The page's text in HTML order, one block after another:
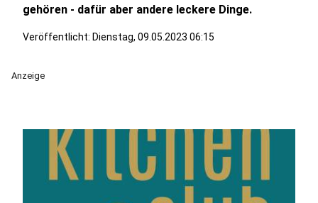
gehören - dafür aber andere leckere Dinge.
Veröffentlicht: Dienstag, 09.05.2023 06:15
Anzeige